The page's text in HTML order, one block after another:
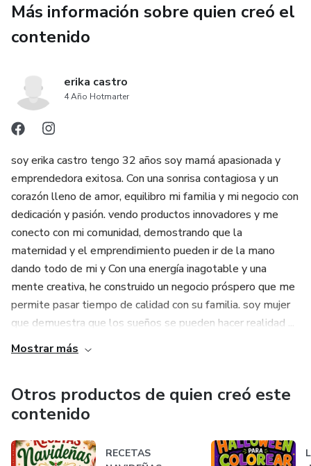
gastos innecesarios.
Más información sobre quien creó el
contenido
erika castro
4 Año Hotmarter
soy erika castro tengo 32 años soy mamá apasionada y
emprendedora exitosa. Con una sonrisa contagiosa y un
corazón lleno de amor, equilibro mi familia y mi negocio con
dedicación y pasión. vendo productos innovadores y me
conecto con mi comunidad, demostrando que la
maternidad y el emprendimiento pueden ir de la mano
dando todo de mi y Con una energía inagotable y una
mente creativa, he construido un negocio próspero que me
permite pasar tiempo de calidad con su familia. soy mujer
que demuestra que los sueños se pueden hacer realidad ...
Mostrar más
Otros productos de quien creó este
contenido
RECETAS